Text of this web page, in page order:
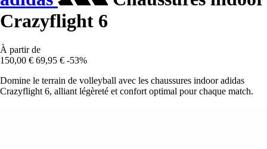
Crazyflight 6
À partir de
150,00 € 69,95 € -53%
Domine le terrain de volleyball avec les chaussures indoor adidas
Crazyflight 6, alliant légèreté et confort optimal pour chaque match.